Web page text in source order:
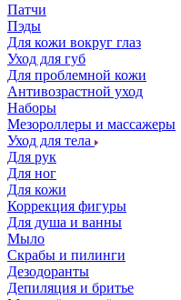
Патчи
Пэды
Для кожи вокруг глаз
Уход для губ
Для проблемной кожи
Антивозрастной уход
Наборы
Мезороллеры и массажеры
Уход для тела
Для рук
Для ног
Для кожи
Коррекция фигуры
Для душа и ванны
Мыло
Скрабы и пилинги
Дезодоранты
Депиляция и бритье